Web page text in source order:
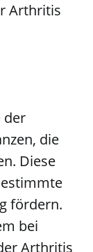
Arthritis
der
die
Diese
fördern.
bei
Arthritis